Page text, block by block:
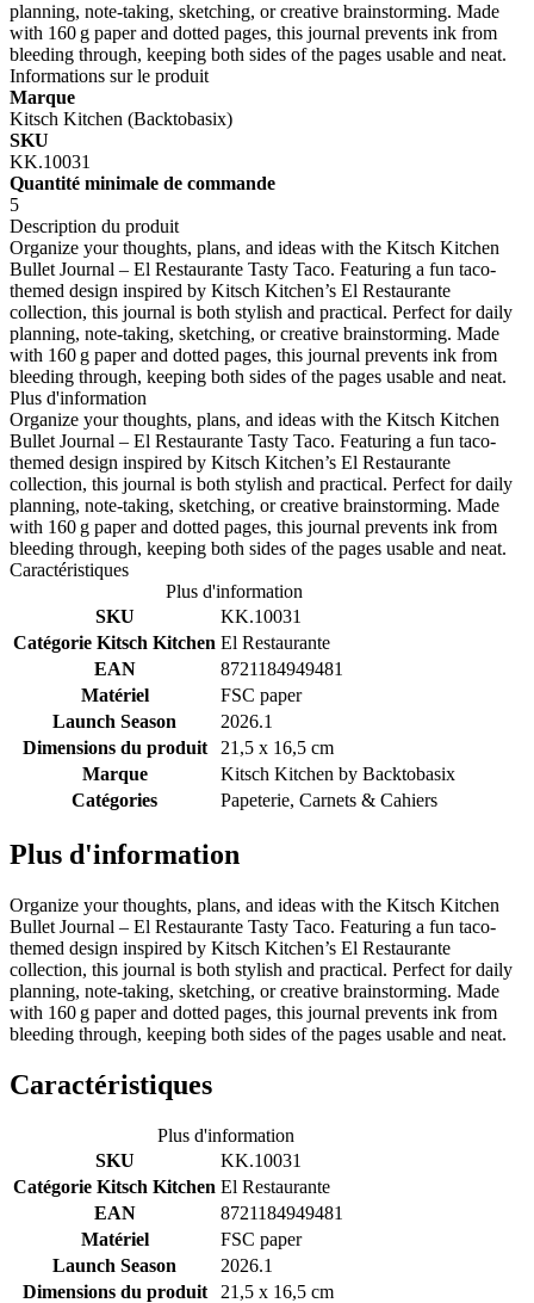
planning, note-taking, sketching, or creative brainstorming. Made
with 160 g paper and dotted pages, this journal prevents ink from
bleeding through, keeping both sides of the pages usable and neat.
Informations sur le produit
Marque
Kitsch Kitchen (Backtobasix)
SKU
KK.10031
Quantité minimale de commande
5
Description du produit
Organize your thoughts, plans, and ideas with the Kitsch Kitchen
Bullet Journal – El Restaurante Tasty Taco. Featuring a fun taco-
themed design inspired by Kitsch Kitchen’s El Restaurante
collection, this journal is both stylish and practical. Perfect for daily
planning, note-taking, sketching, or creative brainstorming. Made
with 160 g paper and dotted pages, this journal prevents ink from
bleeding through, keeping both sides of the pages usable and neat.
Plus d'information
Organize your thoughts, plans, and ideas with the Kitsch Kitchen
Bullet Journal – El Restaurante Tasty Taco. Featuring a fun taco-
themed design inspired by Kitsch Kitchen’s El Restaurante
collection, this journal is both stylish and practical. Perfect for daily
planning, note-taking, sketching, or creative brainstorming. Made
with 160 g paper and dotted pages, this journal prevents ink from
bleeding through, keeping both sides of the pages usable and neat.
Caractéristiques
Plus d'information
SKU
KK.10031
Catégorie Kitsch Kitchen El Restaurante
EAN
8721184949481
Matériel
FSC paper
Launch Season
2026.1
Dimensions du produit
21,5 x 16,5 cm
Marque
Kitsch Kitchen by Backtobasix
Catégories
Papeterie, Carnets & Cahiers
Plus d'information
Organize your thoughts, plans, and ideas with the Kitsch Kitchen
Bullet Journal – El Restaurante Tasty Taco. Featuring a fun taco-
themed design inspired by Kitsch Kitchen’s El Restaurante
collection, this journal is both stylish and practical. Perfect for daily
planning, note-taking, sketching, or creative brainstorming. Made
with 160 g paper and dotted pages, this journal prevents ink from
bleeding through, keeping both sides of the pages usable and neat.
Caractéristiques
Plus d'information
SKU
KK.10031
Catégorie Kitsch Kitchen El Restaurante
EAN
8721184949481
Matériel
FSC paper
Launch Season
2026.1
Dimensions du produit
21,5 x 16,5 cm